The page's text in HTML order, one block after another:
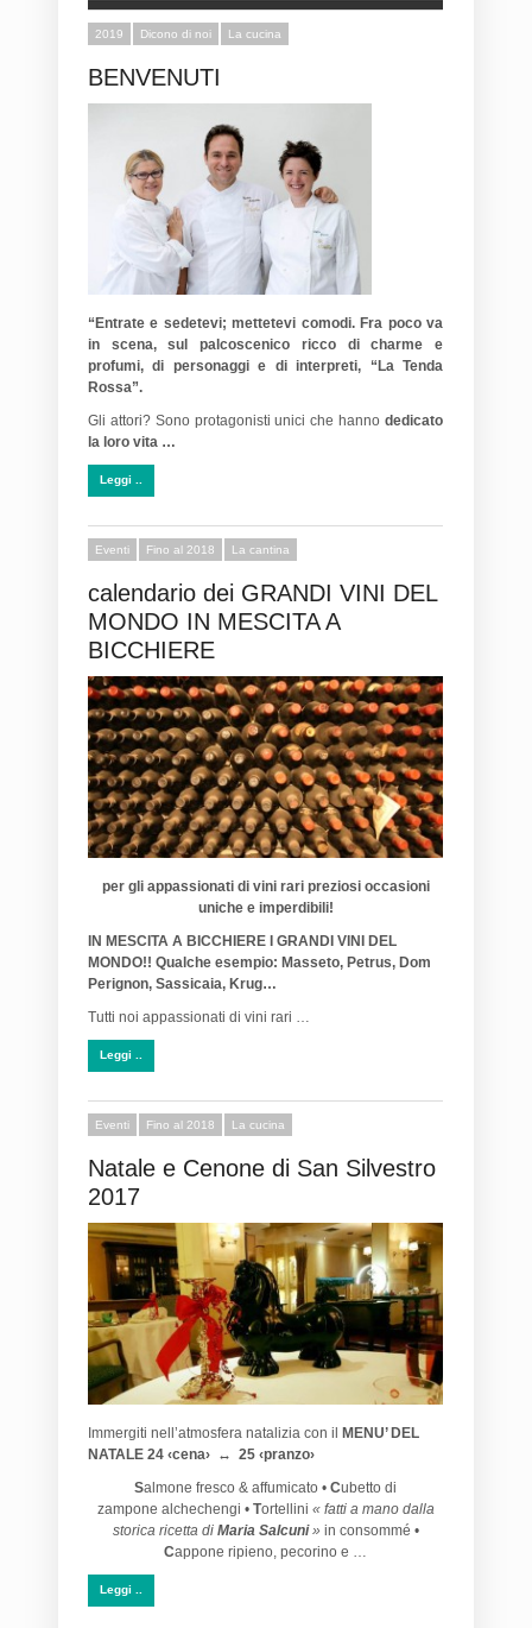
2019 Dicono di noi La cucina
BENVENUTI
“Entrate e sedetevi; mettetevi comodi. Fra poco va
in scena, sul palcoscenico ricco di charme e
profumi, di personaggi e di interpreti, “La Tenda
Rossa”.
Gli attori? Sono protagonisti unici che hanno dedicato
la loro vita …
Leggi ..
Eventi Fino al 2018 La cantina
calendario dei GRANDI VINI DEL
MONDO IN MESCITA A
BICCHIERE
per gli appassionati di vini rari preziosi occasioni
uniche e imperdibili!
IN MESCITA A BICCHIERE I GRANDI VINI DEL
MONDO!! Qualche esempio: Masseto, Petrus, Dom
Perignon, Sassicaia, Krug…
Tutti noi appassionati di vini rari …
Leggi ..
Eventi Fino al 2018 La cucina
Natale e Cenone di San Silvestro
2017
Immergiti nell’atmosfera natalizia con il MENU’ DEL
NATALE 24 ‹cena› ↔ 25 ‹pranzo›
Salmone fresco & affumicato • Cubetto di
zampone alchechengi • Tortellini « fatti a mano dalla
storica ricetta di Maria Salcuni» in consommé •
Cappone ripieno, pecorino e …
Leggi ..